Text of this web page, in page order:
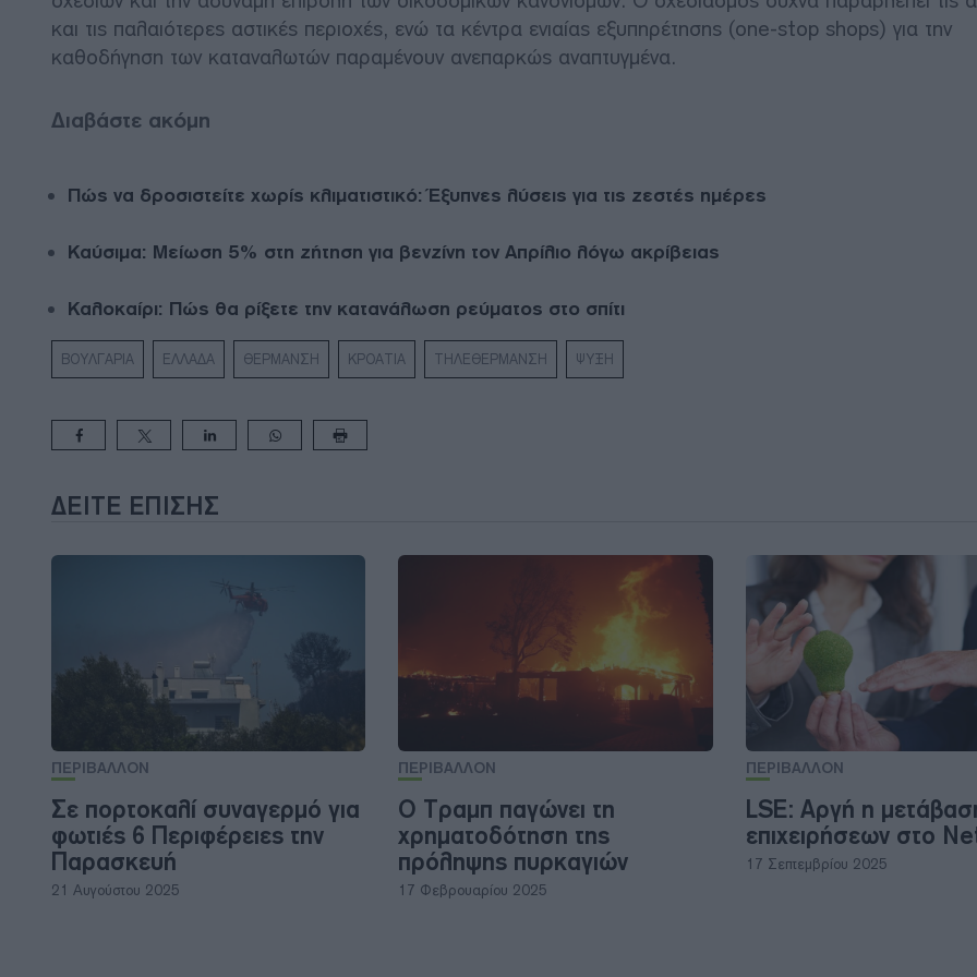
και τις παλαιότερες αστικές περιοχές, ενώ τα κέντρα ενιαίας εξυπηρέτησης (one-stop shops) για την
καθοδήγηση των καταναλωτών παραμένουν ανεπαρκώς αναπτυγμένα.
Διαβάστε ακόμη
Πώς να δροσιστείτε χωρίς κλιματιστικό: Έξυπνες λύσεις για τις ζεστές ημέρες
Καύσιμα: Μείωση 5% στη ζήτηση για βενζίνη τον Απρίλιο λόγω ακρίβειας
Καλοκαίρι: Πώς θα ρίξετε την κατανάλωση ρεύματος στο σπίτι
ΒΟΥΛΓΑΡΙΑ ΕΛΛΑΔΑ ΘΕΡΜΑΝΣΗ ΚΡΟΑΤΙΑ ΤΗΛΕΘΕΡΜΑΝΣΗ ΨΥΞΗ
ΔΕΊΤΕ ΕΠΊΣΗΣ
ΠΕΡΙΒΑΛΛΟΝ
Σε πορτοκαλί συναγερμό για
φωτιές 6 Περιφέρειες την
Παρασκευή
21 Αυγούστου 2025
ΠΕΡΙΒΑΛΛΟΝ
Ο Τραμπ παγώνει τη
χρηματοδότηση της
πρόληψης πυρκαγιών
17 Φεβρουαρίου 2025
ΠΕΡΙΒΑΛΛΟΝ
LSE: Αργή η
επιχειρήσεων στο
17 Σεπτεμβρίου 2025